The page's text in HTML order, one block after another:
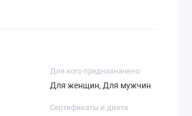
Для кого предназначено
Для женщин, Для мужчин
Сертификаты и диета